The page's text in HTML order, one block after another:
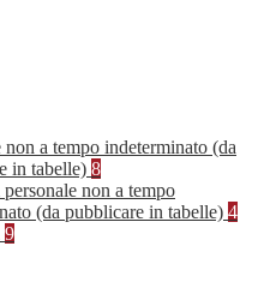
non a tempo indeterminato (da
in tabelle) 8
non a tempo
(da pubblicare in tabelle) 4
9